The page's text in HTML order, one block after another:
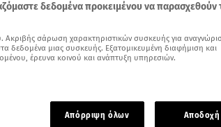
δεδομένα προκειμένου να παρασχεθούν
σάρωση χαρακτηριστικών συσκευής για
μιας συσκευής. Εξατομικευμένη διαφήμιση και
έρευνα κοινού και ανάπτυξη υπηρεσιών.
Απόρριψη όλων Αποδοχή